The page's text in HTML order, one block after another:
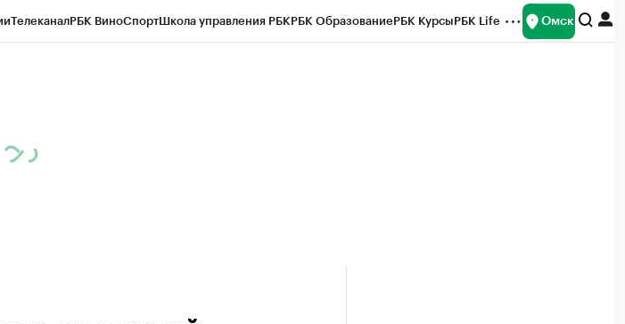
ТелеканалРБК ВиноСпортШкола управления РБКРБК ОбразованиеРБК КурсыРБК Life Омск